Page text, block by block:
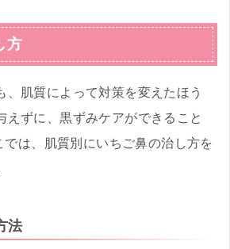
方
、肌質によって対策を変えたほう
えずに、黒ずみケアができること
は、肌質別にいちご鼻の治し方を
法